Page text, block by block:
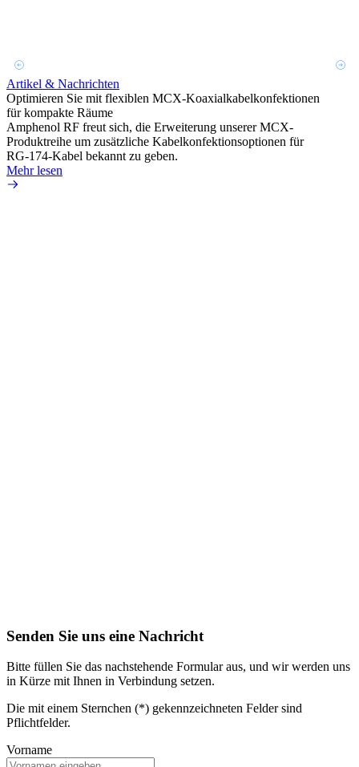
Artikel & Nachrichten
Optimieren Sie mit flexiblen MCX-Koaxialkabelkonfektionen
für kompakte Räume
Amphenol RF freut sich, die Erweiterung unserer MCX-
Produktreihe um zusätzliche Kabelkonfektionsoptionen für
RG-174-Kabel bekannt zu geben.
Mehr lesen
Senden Sie uns eine Nachricht
Bitte füllen Sie das nachstehende Formular aus, und wir werden uns
in Kürze mit Ihnen in Verbindung setzen.
Die mit einem Sternchen (*) gekennzeichneten Felder sind
Pflichtfelder.
Vorname